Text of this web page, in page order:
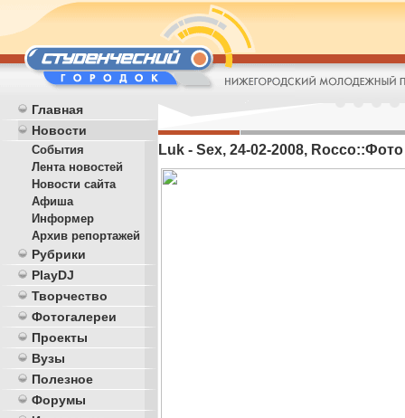
Главная
Новости
События
Лента новостей
Новости сайта
Афиша
Информер
Архив репортажей
Рубрики
PlayDJ
Творчество
Фотогалереи
Проекты
Вузы
Полезное
Форумы
Luk - Sex, 24-02-2008,